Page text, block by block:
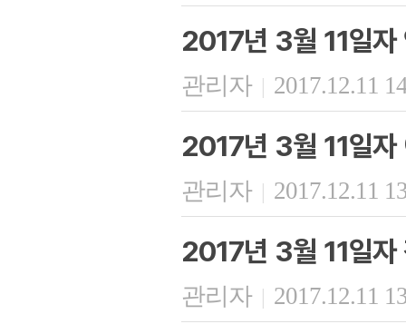
2017년 3월 11일자
관리자 | 2017.12.11
2017년 3월 11일자
관리자 | 2017.12.11
2017년 3월 11일자
관리자 | 2017.12.11